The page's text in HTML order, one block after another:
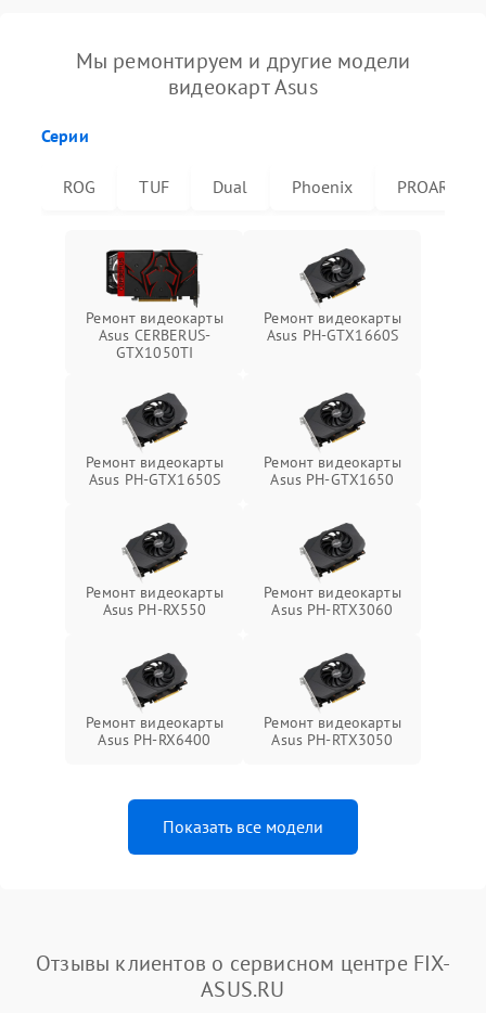
Мы ремонтируем и другие модели
видеокарт Asus
Серии
ROG TUF Dual Phoenix PROART
Ремонт видеокарты
Asus CERBERUS-
GTX1050TI
Ремонт видеокарты
Asus PH-GTX1660S
Ремонт видеокарты
Asus PH-GTX1650S
Ремонт видеокарты
Asus PH-GTX1650
Ремонт видеокарты
Asus PH-RX550
Ремонт видеокарты
Asus PH-RTX3060
Ремонт видеокарты
Asus PH-RX6400
Ремонт видеокарты
Asus PH-RTX3050
Показать все модели
Отзывы клиентов о сервисном центре FIX-
ASUS.RU